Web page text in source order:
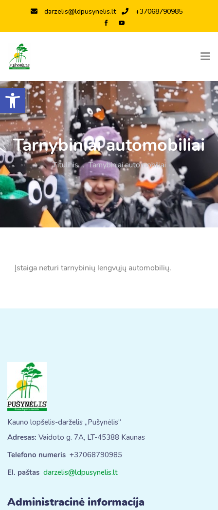
Open toolbar
darzelis@ldpusynelis.lt +37068790985
Tarnybiniai automobiliai
Titulinis . Tarnybiniai automobiliai
Įstaiga neturi tarnybinių lengvųjų automobilių.
Kauno lopšelis-darželis „Pušynėlis“
Adresas: Vaidoto g. 7A, LT-45388 Kaunas
Telefono numeris +37068790985
El. paštas darzelis@ldpusynelis.lt
Administracinė informacija